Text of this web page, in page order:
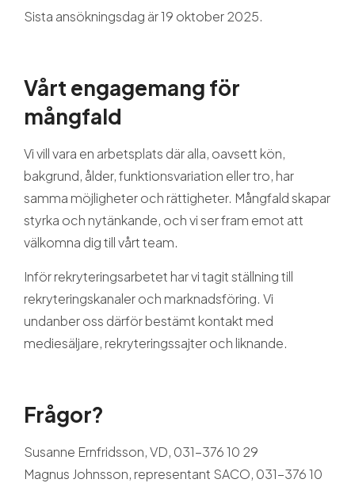
Sista ansökningsdag är 19 oktober 2025.
Vårt engagemang för
mångfald
Vi vill vara en arbetsplats där alla, oavsett kön,
bakgrund, ålder, funktionsvariation eller tro, har
samma möjligheter och rättigheter. Mångfald skapar
styrka och nytänkande, och vi ser fram emot att
välkomna dig till vårt team.
Inför rekryteringsarbetet har vi tagit ställning till
rekryteringskanaler och marknadsföring. Vi
undanber oss därför bestämt kontakt med
mediesäljare, rekryteringssajter och liknande.
Frågor?
Susanne Ernfridsson, VD, 031-376 10 29
Magnus Johnsson, representant SACO, 031-376 10